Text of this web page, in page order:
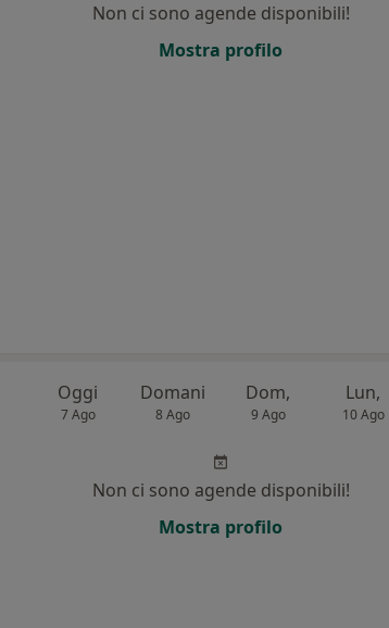
Non ci sono agende disponibili!
Mostra profilo
Oggi
7 Ago
Domani
8 Ago
Dom,
9 Ago
Lun,
10 Ago
Non ci sono agende disponibili!
Mostra profilo